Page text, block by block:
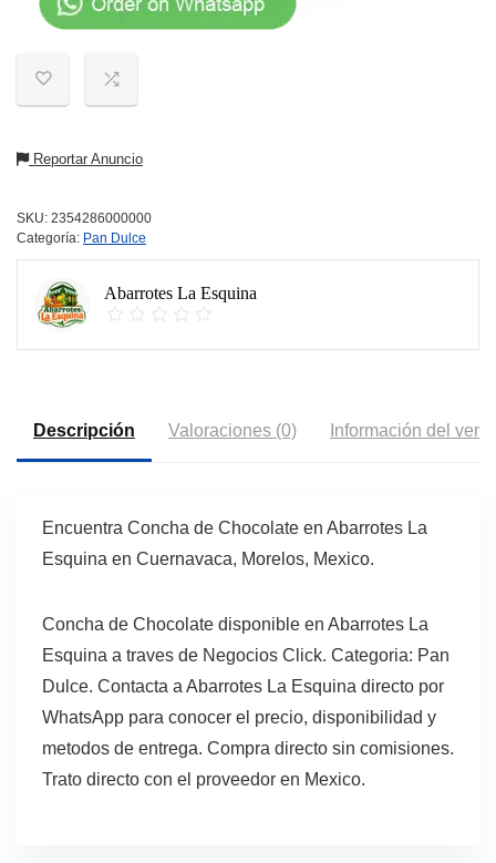
Reportar Anuncio
SKU: 2354286000000
Categoría: Pan Dulce
Abarrotes La Esquina
Descripción Valoraciones (0) Información del
Encuentra Concha de Chocolate en Abarrotes La
Esquina en Cuernavaca, Morelos, Mexico.
Concha de Chocolate disponible en Abarrotes La
Esquina a traves de Negocios Click. Categoria: Pan
Dulce. Contacta a Abarrotes La Esquina directo por
WhatsApp para conocer el precio, disponibilidad y
metodos de entrega. Compra directo sin comisiones.
Trato directo con el proveedor en Mexico.